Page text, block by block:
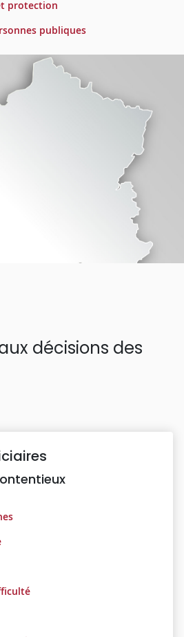
protection
publiques
décisions des